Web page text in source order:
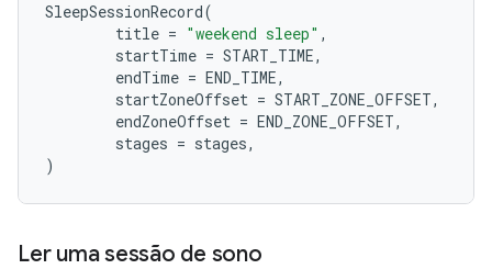
SleepSessionRecord(
title = "weekend sleep" ,
startTime = START_TIME,
endTime = END_TIME,
startZoneOffset = START_ZONE_OFFSET,
endZoneOffset = END_ZONE_OFFSET,
stages = stages,
)
Ler uma sessão de sono